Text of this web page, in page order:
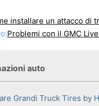
installare un attacco di traino
Problemi con il GMC
auto
Grandi Truck Tires by